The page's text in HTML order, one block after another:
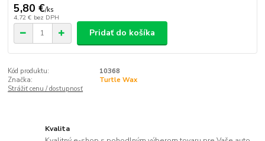
5,80 €/ks
4,72 € bez DPH
Pridať do košíka
Kód produktu:
10368
Značka:
Turtle Wax
Strážiť cenu / dostupnosť
Kvalita